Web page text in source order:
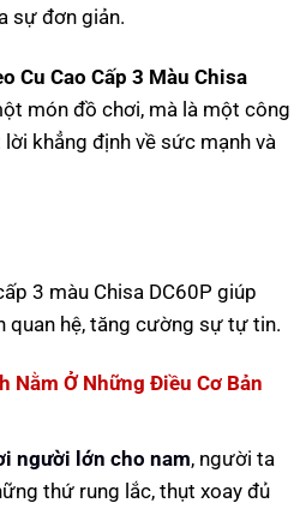
sự đơn giản.
Cu Cao Cấp 3 Màu Chisa
món đồ chơi, mà là một công
khẳng định về sức mạnh và
Nằm Ở Những Điều Cơ Bản
người lớn cho nam, người ta
thứ rung lắc, thụt xoay đủ